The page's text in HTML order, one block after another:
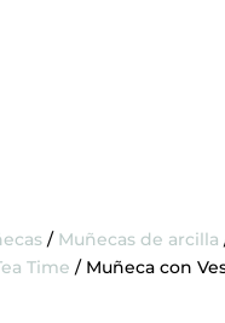
/ Muñecas de arcilla
Time / Muñeca con